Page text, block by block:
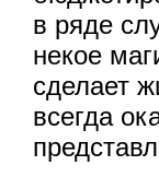
в ряде
некое
сделает
всегда